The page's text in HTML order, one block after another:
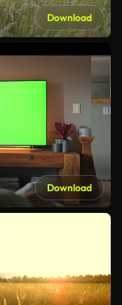
Download
Download